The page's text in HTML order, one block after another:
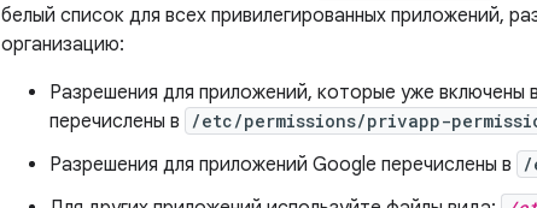
белый список для всех привилегированных приложений,
организацию:
Разрешения для приложений, которые уже включены
перечислены в
/etc/permissions/privapp-
Разрешения для приложений Google перечислены в
/